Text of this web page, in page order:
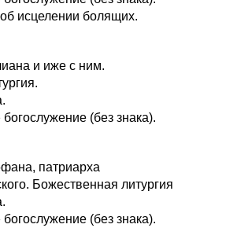
исцелении болящих.
и иже с ним.
(без знака).
патриарха
Божественная литургия
(без знака).